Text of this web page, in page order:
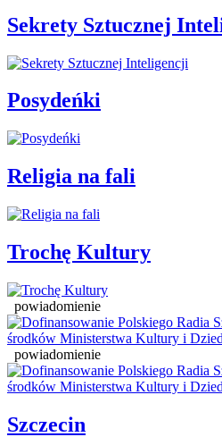
Sekrety Sztucznej
Posydeńki
Religia na fali
Trochę Kultury
powiadomienie
powiadomienie
Szczecin